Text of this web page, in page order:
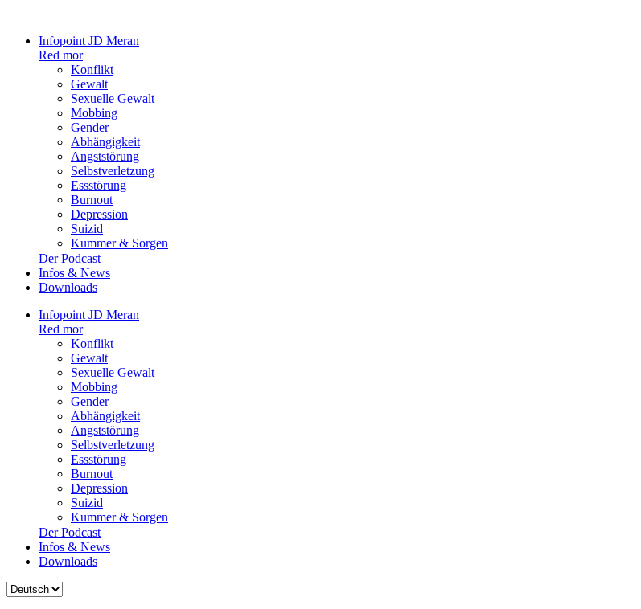
Infopoint JD Meran
Red mor
Konflikt
Gewalt
Sexuelle Gewalt
Mobbing
Gender
Abhängigkeit
Angststörung
Selbstverletzung
Essstörung
Burnout
Depression
Suizid
Kummer & Sorgen
Der Podcast
Infos & News
Downloads
Infopoint JD Meran
Red mor
Konflikt
Gewalt
Sexuelle Gewalt
Mobbing
Gender
Abhängigkeit
Angststörung
Selbstverletzung
Essstörung
Burnout
Depression
Suizid
Kummer & Sorgen
Der Podcast
Infos & News
Downloads
Sprache